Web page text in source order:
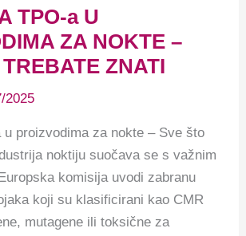
TPO-a U
ZA NOKTE –
ZNATI
2025
u proizvodima za nokte – Sve što
noktiju suočava se s važnim
komisija uvodi zabranu
koji su klasificirani kao CMR
mutagene ili toksične za